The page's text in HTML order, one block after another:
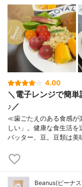
4.00
＼電子レンジで簡
♪／
≪歯ごたえのある食感が
しい」。健康な食生活
バッター、豆。豆類は美
Beanus(ビーナ